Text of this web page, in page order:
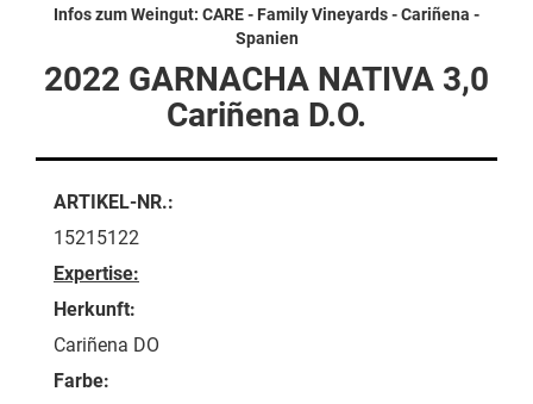
Infos zum Weingut: CARE - Family Vineyards - Cariñena -
Spanien
2022 GARNACHA NATIVA 3,0
Cariñena D.O.
ARTIKEL-NR.:
15215122
Expertise:
Herkunft:
Cariñena DO
Farbe: